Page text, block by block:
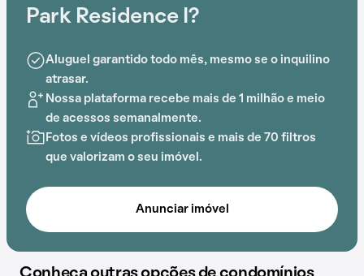
quem busca conforto e entretenimento.
Park Residence I?
Aluguel garantido todo mês, mesmo se o inquilino
atrasar.
Nossa plataforma recebe mais de 1 milhão e meio
de acessos semanalmente.
Fotos e vídeos profissionais e mais de 70 filtros
que valorizam o seu imóvel.
Anunciar imóvel